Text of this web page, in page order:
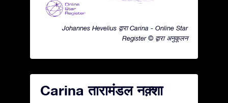
Johannes Hevelius द्वारा Carina - Online Star
Register © द्वारा अनुकूलन
Carina तारामंडल नक़्शा